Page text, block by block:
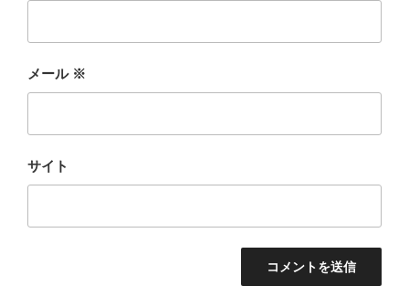
メール ※
サイト